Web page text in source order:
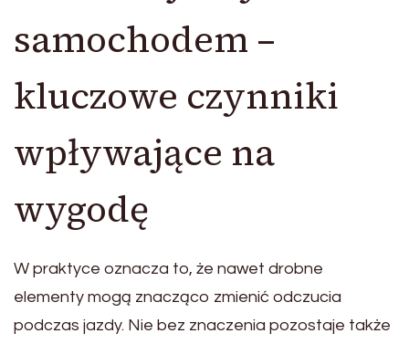
samochodem –
kluczowe czynniki
wpływające na
wygodę
W praktyce oznacza to, że nawet drobne
elementy mogą znacząco zmienić odczucia
podczas jazdy. Nie bez znaczenia pozostaje także